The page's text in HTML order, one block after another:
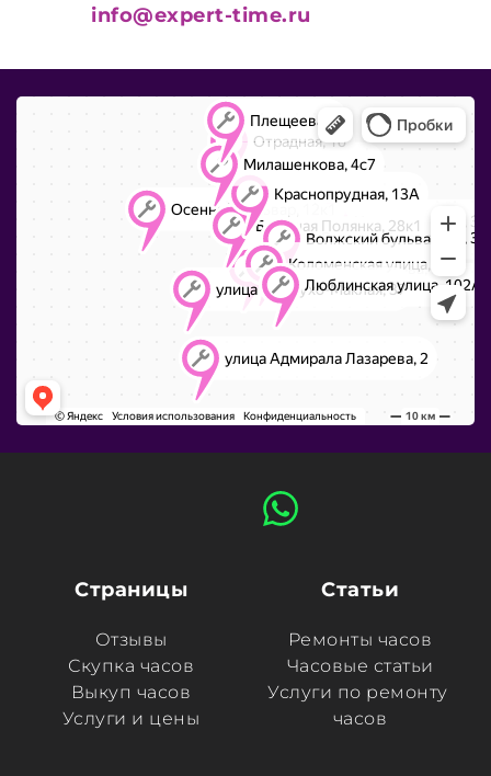
info@expert-time.ru
Страницы
Отзывы
Скупка часов
Выкуп часов
Услуги и цены
Статьи
Ремонты часов
Часовые статьи
Услуги по ремонту
часов